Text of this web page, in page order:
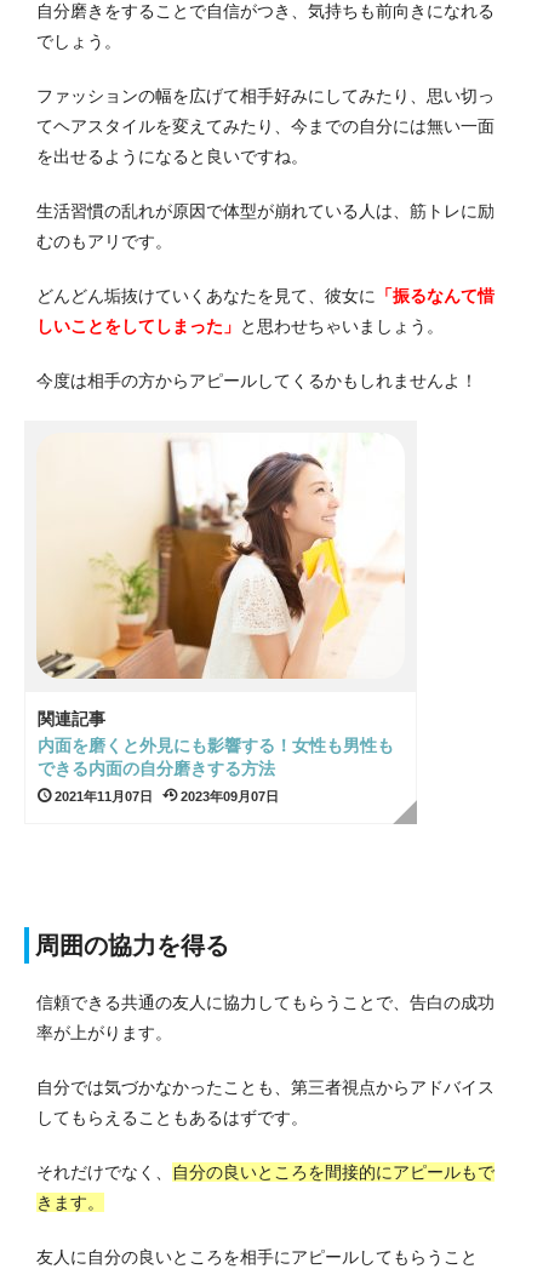
自分磨きをすることで自信がつき、気持ちも前向きになれる
でしょう。
ファッションの幅を広げて相手好みにしてみたり、思い切っ
てヘアスタイルを変えてみたり、今までの自分には無い一面
を出せるようになると良いですね。
生活習慣の乱れが原因で体型が崩れている人は、筋トレに励
むのもアリです。
どんどん垢抜けていくあなたを見て、彼女に 「振るなんて惜
しいことをしてしまった」 と思わせちゃいましょう。
今度は相手の方からアピールしてくるかもしれませんよ！
関連記事
内面を磨くと外見にも影響する！女性も男性も
できる内面の自分磨きする方法
2021年11月07日 2023年09月07日
周囲の協力を得る
信頼できる共通の友人に協力してもらうことで、告白の成功
率が上がります。
自分では気づかなかったことも、第三者視点からアドバイス
してもらえることもあるはずです。
それだけでなく、
自分の良いところを間接的にアピールもで
きます。
友人に自分の良いところを相手にアピールしてもらうこと